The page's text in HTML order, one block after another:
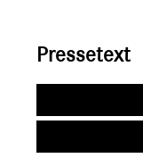
Pressetext